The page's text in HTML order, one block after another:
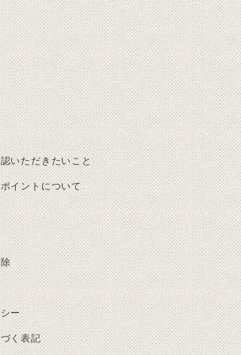
いただきたいこと
イントについて
ー
く表記